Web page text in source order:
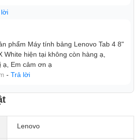
giải 2 MP sẽ hỗ trợ người dùng
gọi video call và cho ra những
máy với “Tài khoản Trẻ em”
thể dễ dàng chuyển đổi Lenovo Tab
máy tính bảng hoàn hảo cho con
riêng cho trẻ nhỏ với “Tài khoản Trẻ
lời
phẩm Máy tính bảng Lenovo Tab 4 8"
White hiện tại không còn hàng ạ,
ạ, Em cảm ơn ạ
- Trả lời
Lenovo